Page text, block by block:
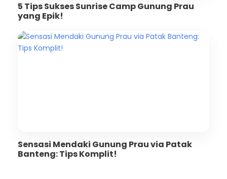
5 Tips Sukses Sunrise Camp Gunung Prau
yang Epik!
Sensasi Mendaki Gunung Prau via Patak
Banteng: Tips Komplit!